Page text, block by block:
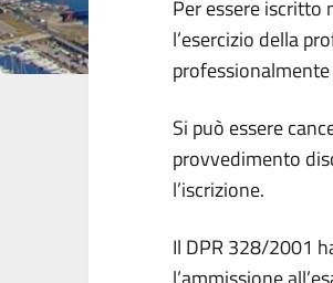
Per essere iscritto
l’esercizio della
Si può essere
provvedimento
l’iscrizione.
Il DPR 328/2001